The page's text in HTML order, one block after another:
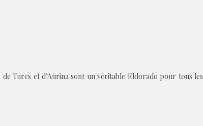
de Tures et d’Aurina sont un véritable Eldorado pour tous les